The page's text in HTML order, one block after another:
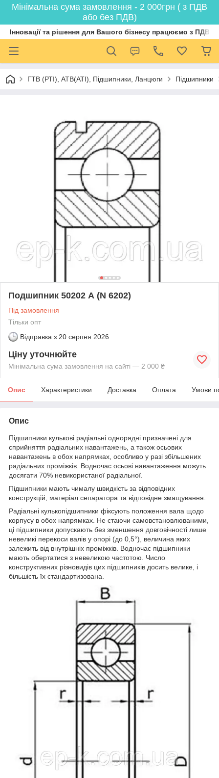
Мінімальна сума замовлення - 2 000грн ( з ПДВ
або без ПДВ)
Інновації та рішення для Вашого бізнесу працюємо з ПДВ
ГТВ (РТI), АТВ(АТI), Пiдшипники, Ланцюги Підшипники
Подшипник 50202 А (N 6202)
Під замовлення
Тільки опт
Відправка з 20 серпня 2026
Ціну уточнюйте
Мінімальна сума замовлення на сайті — 2 000 ₴
Опис Характеристики Доставка Оплата Умови
Опис
Підшипники кулькові радіальні однорядні призначені для
сприйняття радіальних навантажень, а також осьових
навантажень в обох напрямках, особливо у разі збільшених
радіальних проміжків. Водночас осьові навантаження можуть
досягати 70% невикористаної радіальної.
Підшипники мають чималу швидкість за відповідних
конструкцій, матеріал сепаратора та відповідне змащування.
Радіальні кулькопідшипники фіксують положення вала щодо
корпусу в обох напрямках. Не стаючи самовстановлюваними,
ці підшипники допускають без зменшення довговічності лише
невеликі перекоси валів у опорі (до 0,5°), величина яких
залежить від внутрішніх проміжків. Водночас підшипники
мають обертатися з невеликою частотою. Число
конструктивних різновидів цих підшипників досить велике, і
більшість їх стандартизована.